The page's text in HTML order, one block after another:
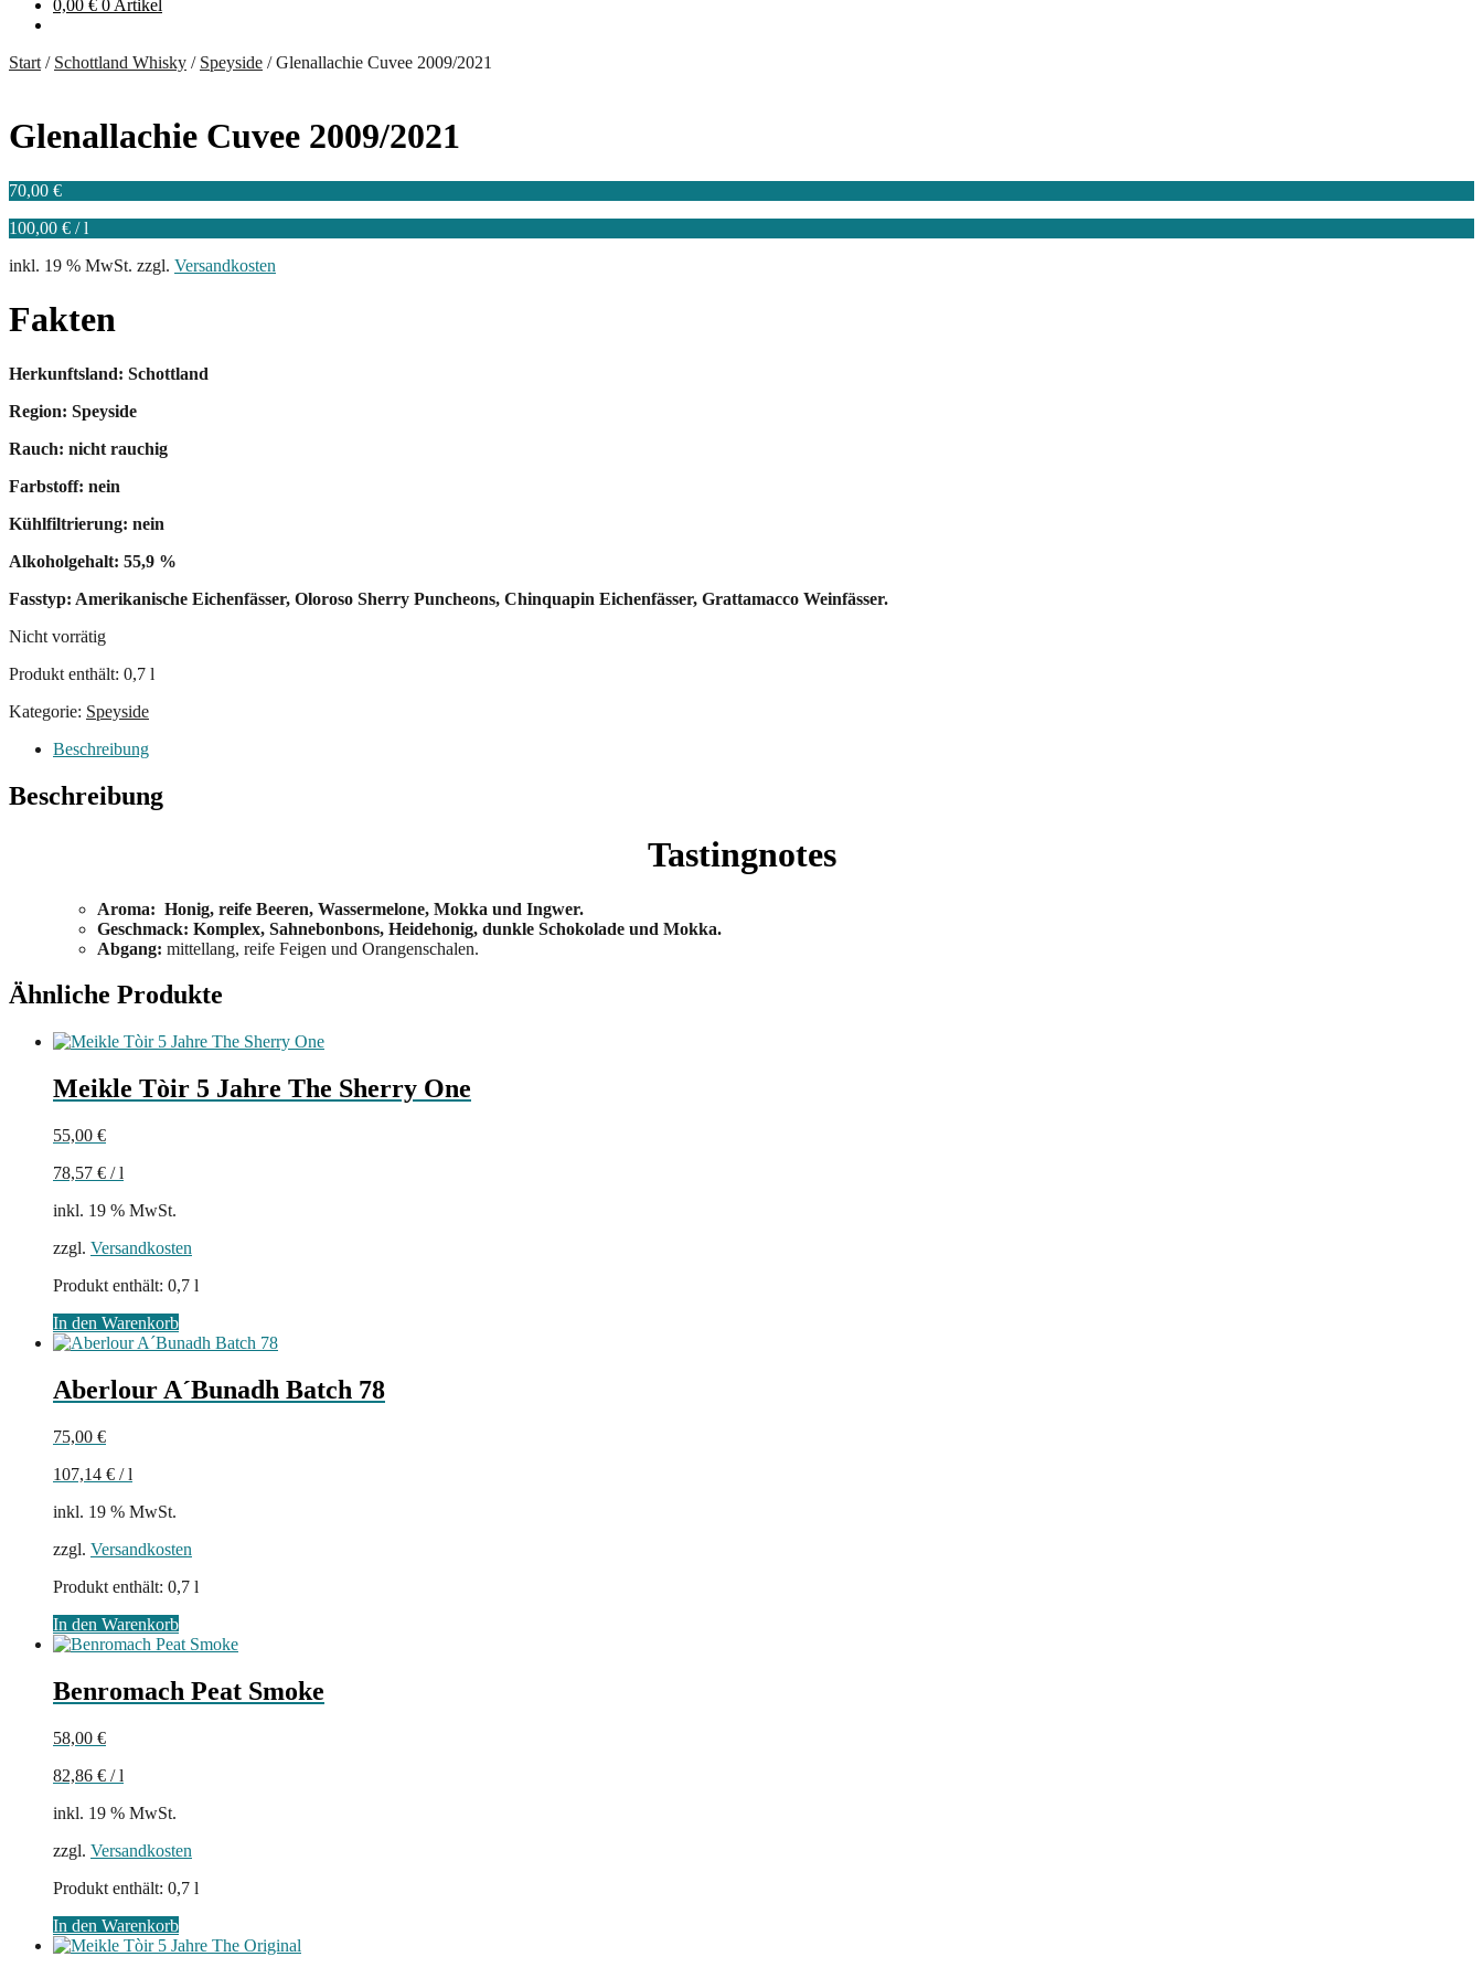
0,00 € 0 Artikel
Start / Schottland Whisky / Speyside /Glenallachie Cuvee 2009/2021
Glenallachie Cuvee 2009/2021
70,00 €
100,00 € /l
inkl. 19 % MwSt. zzgl. Versandkosten
Fakten
Herkunftsland: Schottland
Region: Speyside
Rauch: nicht rauchig
Farbstoff: nein
Kühlfiltrierung: nein
Alkoholgehalt: 55,9 %
Fasstyp: Amerikanische Eichenfässer, Oloroso Sherry Puncheons, Chinquapin Eichenfässer, Grattamacco Weinfässer.
Nicht vorrätig
Produkt enthält: 0,7 l
Kategorie: Speyside
Beschreibung
Beschreibung
Tastingnotes
Aroma: Honig, reife Beeren, Wassermelone, Mokka und Ingwer.
Geschmack: Komplex, Sahnebonbons, Heidehonig, dunkle Schokolade und Mokka.
Abgang: mittellang, reife Feigen und Orangenschalen.
Ähnliche Produkte
Meikle Tòir 5 Jahre The Sherry One
55,00 €
78,57 € /l
inkl. 19 % MwSt.
zzgl. Versandkosten
Produkt enthält: 0,7 l
In den Warenkorb
Aberlour A´Bunadh Batch 78
75,00 €
107,14 € /l
inkl. 19 % MwSt.
zzgl. Versandkosten
Produkt enthält: 0,7 l
In den Warenkorb
Benromach Peat Smoke
58,00 €
82,86 € /l
inkl. 19 % MwSt.
zzgl. Versandkosten
Produkt enthält: 0,7 l
In den Warenkorb